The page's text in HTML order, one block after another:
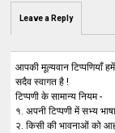
Leave a Reply
आपकी मूल्यवान टिप्पणियाँ
सदैव स्वागत है !
टिप्पणी के सामान्य नियम -
१. अपनी टिप्पणी में सभ्य
२. किसी की भावनाओं को